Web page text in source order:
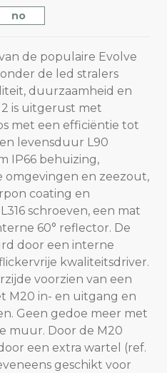
no
de populaire Evolve
de led stralers
duurzaamheid en
is uitgerust met
met een efficiëntie tot
levensduur L90
IP66 behuizing,
omgevingen en zeezout,
coating en
schroeven, een mat
60° reflector. De
door een interne
kwaliteitsdriver.
voorzien van een
M20 in- en uitgang en
Geen gedoe meer met
muur. Door de M20
een extra wartel (ref.
geschikt voor